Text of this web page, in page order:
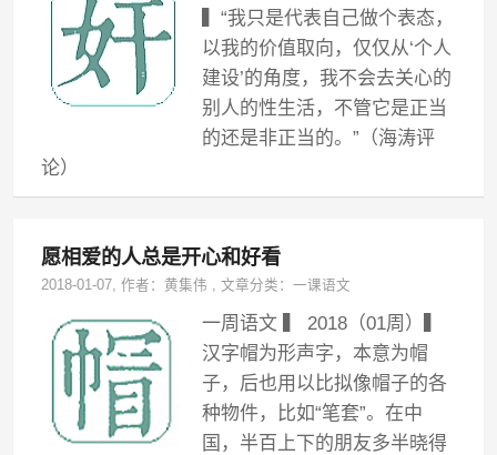
▍“我只是代表自己做个表态，
以我的价值取向，仅仅从‘个人
建设’的角度，我不会去关心的
别人的性生活，不管它是正当
的还是非正当的。”（海涛评
论）
愿相爱的人总是开心和好看
2018-01-07, 作者：黄集伟 ,文章分类：一课语文
一周语文 ▍ 2018（01周）▍
汉字帽为形声字，本意为帽
子，后也用以比拟像帽子的各
种物件，比如“笔套”。在中
国，半百上下的朋友多半晓得